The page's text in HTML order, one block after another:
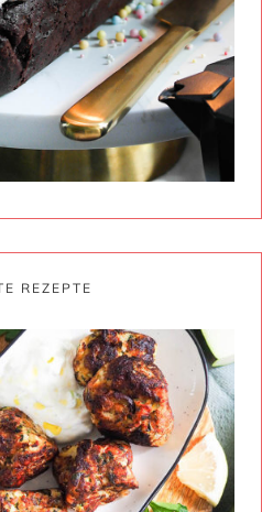
REZEPTE